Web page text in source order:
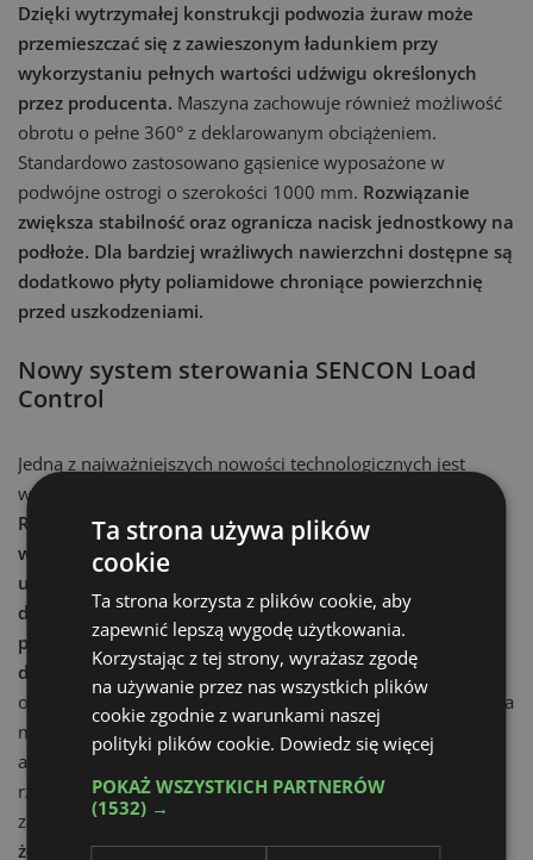
Dzięki wytrzymałej konstrukcji podwozia żuraw może
przemieszczać się z zawieszonym ładunkiem przy
wykorzystaniu pełnych wartości udźwigu określonych
przez producenta. Maszyna zachowuje również możliwość
obrotu o pełne 360° z deklarowanym obciążeniem.
Standardowo zastosowano gąsienice wyposażone w
podwójne ostrogi o szerokości 1000 mm. Rozwiązanie
zwiększa stabilność oraz ogranicza nacisk jednostkowy na
podłoże. Dla bardziej wrażliwych nawierzchni dostępne są
dodatkowo płyty poliamidowe chroniące powierzchnię
przed uszkodzeniami.
Nowy system sterowania SENCON Load
Control
Jedną z najważniejszych nowości technologicznych jest
wprowadzenie systemu SENCON Load Control (SLC).
Rozwiązanie zostało opracowane jako niezależny moduł
wspomagający operatora i wyposażone w osobny ekran
umieszczony w kabinie. System współpracuje z
dotychczasowym układem sterowania SENCON,
prezentując na dużym wyświetlaczu wszystkie kluczowe
dane związane z procesem podnoszenia. Operator
otrzymuje między innymi informacje dotyczące ogranicznika
momentu obciążenia, konfiguracji wysięgnika oraz
aktualnego nacisku na podłoże wyliczanego w czasie
rzeczywistym. Interfejs umożliwia także wygodne
zarządzanie trybami Extend Modes.
że obsługa została zaprojektowana zgodnie ze
Ta strona używa plików
cookie
Ta strona korzysta z plików cookie, aby
zapewnić lepszą wygodę użytkowania.
Korzystając z tej strony, wyrażasz zgodę
na używanie przez nas wszystkich plików
cookie zgodnie z warunkami naszej
polityki plików cookie. Dowiedz się więcej
POKAŻ WSZYSTKICH PARTNERÓW
(1532) →